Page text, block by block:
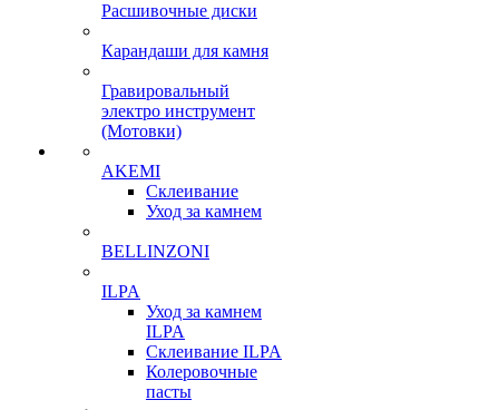
Расшивочные диски
Карандаши для камня
Гравировальный
электро инструмент
(Мотовки)
AKEMI
Склеивание
Уход за камнем
BELLINZONI
ILPA
Уход за камнем
ILPA
Склеивание ILPA
Колеровочные
пасты